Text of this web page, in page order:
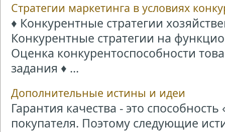
Стратегии маркетинга в условиях
♦ Конкурентные стратегии
Конкурентные стратегии на
Оценка конкурентоспособности
задания ♦ ...
Дополнительные истины и идеи
Гарантия качества - это
покупателя. Поэтому следующие